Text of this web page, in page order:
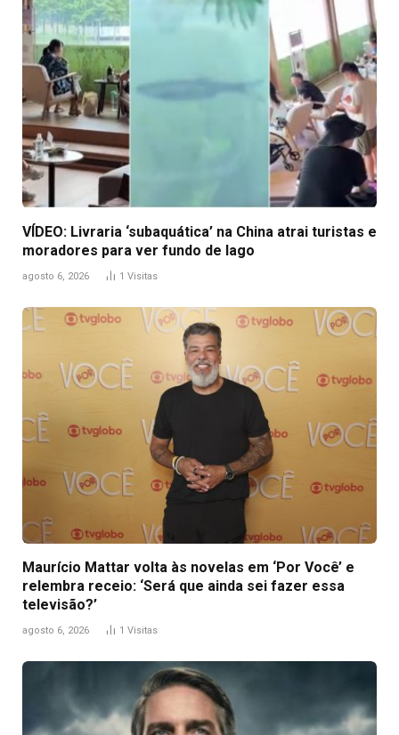
VÍDEO: Livraria ‘subaquática’ na China atrai turistas e
moradores para ver fundo de lago
agosto 6, 2026 1 Visitas
Maurício Mattar volta às novelas em ‘Por Você’ e
relembra receio: ‘Será que ainda sei fazer essa
televisão?’
agosto 6, 2026 1 Visitas